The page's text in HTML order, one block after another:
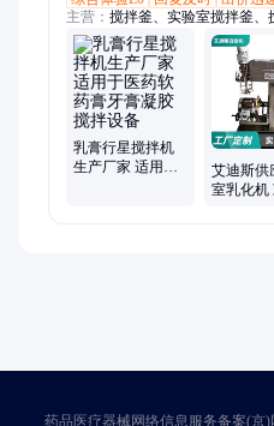
主营： 搅拌釜、实验室搅拌釜、
装机、高速分散机、实验室粉
水凝胶搅拌机、不锈钢水凝胶
机、行星搅拌机、真空搅拌机、
乳膏行星搅拌机
生产厂家 适用于
艾迪斯供
室乳化机
药品医疗器械网络信息服务备案(京